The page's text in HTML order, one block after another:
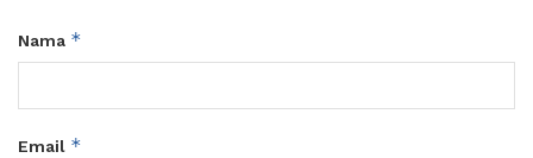
Nama *
Email *